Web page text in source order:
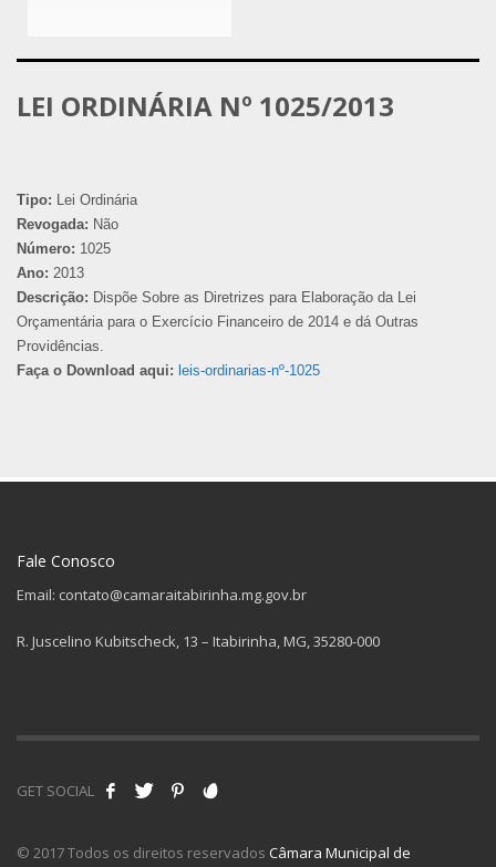
LEI ORDINÁRIA Nº 1025/2013
Tipo: Lei Ordinária
Revogada: Não
Número: 1025
Ano: 2013
Descrição: Dispõe Sobre as Diretrizes para Elaboração da Lei
Orçamentária para o Exercício Financeiro de 2014 e dá Outras
Providências.
Faça o Download aqui: leis-ordinarias-nº-1025
Fale Conosco
Email: contato@camaraitabirinha.mg.gov.br
R. Juscelino Kubitscheck, 13 – Itabirinha, MG, 35280-000
GET SOCIAL
© 2017 Todos os direitos reservados Câmara Municipal de